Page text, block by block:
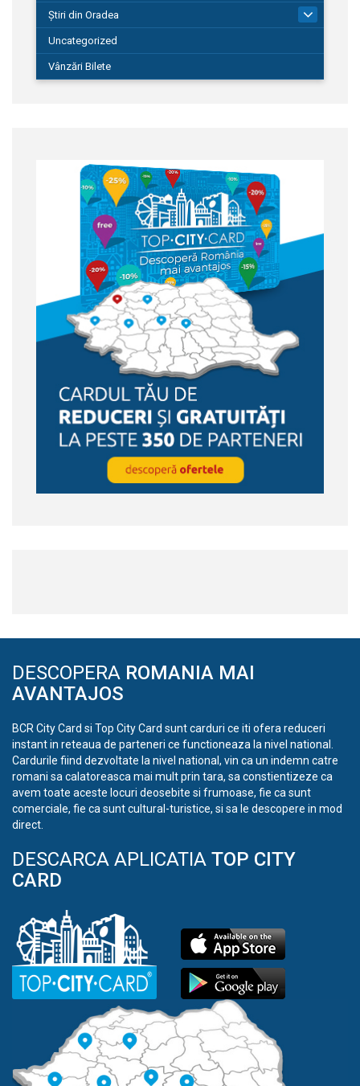
Știri din Oradea
Uncategorized
Vânzări Bilete
DESCOPERA ROMANIA MAI
AVANTAJOS
BCR City Card si Top City Card sunt carduri ce iti ofera reduceri
instant in reteaua de parteneri ce functioneaza la nivel national.
Cardurile fiind dezvoltate la nivel national, vin ca un indemn catre
romani sa calatoreasca mai mult prin tara, sa constientizeze ca
avem toate aceste locuri deosebite si frumoase, fie ca sunt
comerciale, fie ca sunt cultural-turistice, si sa le descopere in mod
direct.
DESCARCA APLICATIA TOP CITY
CARD